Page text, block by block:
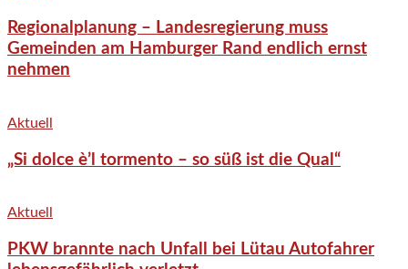
Regionalplanung – Landesregierung muss
Gemeinden am Hamburger Rand endlich ernst
nehmen
Aktuell
„Si dolce è’l tormento – so süß ist die Qual“
Aktuell
PKW brannte nach Unfall bei Lütau Autofahrer